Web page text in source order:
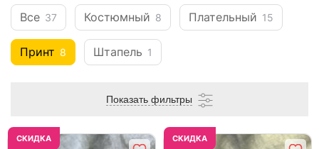
Все 37 Костюмный 8 Плательный 15
Принт 8 Штапель 1
Показать фильтры
CКИДКА CКИДКА